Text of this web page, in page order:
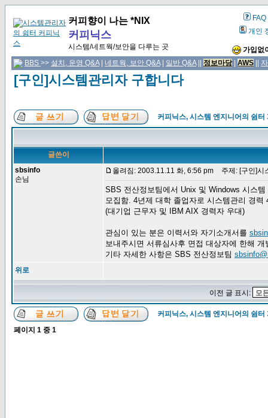
커피향이 나는 *NIX
커피닉스
시스템/네트웍/보안을 다루는 곳
FAQ
개인
가입없
BBS >> 설치, 운영 Q&A| 네트웍, 보안 Q&A| 일반 Q&A|| 정보마당| AWS
[구인]시스템관리자 구합니다
커피닉스, 시스템 엔지니어의 쉼터
글쓴이
sbsinfo
손님
올려짐: 2003.11.11 화, 6:56 pm 주제: [구인]시
SBS 전산정보팀에서 Unix 및 Windows 시스
모집함. 4년제 대학 졸업자로 시스템관리 경력
(대기업 근무자 및 IBM AIX 경력자 우대)
관심이 있는 분은 이력서와 자기소개서를
보내주시면 서류심사후 면접 대상자에 한해 개
기타 자세한 사항은 SBS 전산정보팀
위로
이전 글 표시:
커피닉스, 시스템 엔지니어의 쉼터
페이지 1 중 1